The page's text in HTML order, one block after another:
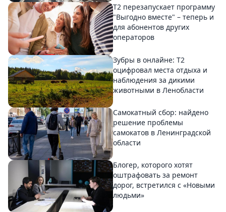
Т2 перезапускает программу
"Выгодно вместе" – теперь и
для абонентов других
операторов
Зубры в онлайне: Т2
оцифровал места отдыха и
наблюдения за дикими
животными в Ленобласти
Самокатный сбор: найдено
решение проблемы
самокатов в Ленинградской
области
Блогер, которого хотят
оштрафовать за ремонт
дорог, встретился с «Новыми
людьми»